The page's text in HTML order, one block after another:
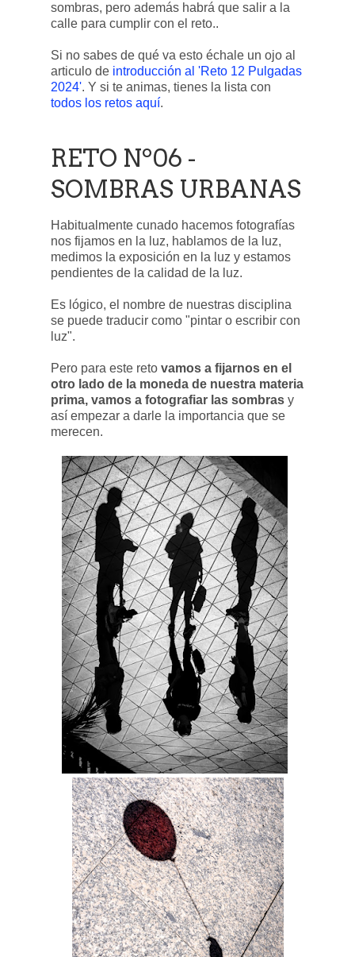
sombras, pero además habrá que salir a la
calle para cumplir con el reto..
Si no sabes de qué va esto échale un ojo al
articulo de introducción al 'Reto 12 Pulgadas
2024'. Y si te animas, tienes la lista con
todos los retos aquí.
RETO Nº06 -
SOMBRAS URBANAS
Habitualmente cunado hacemos fotografías
nos fijamos en la luz, hablamos de la luz,
medimos la exposición en la luz y estamos
pendientes de la calidad de la luz.
Es lógico, el nombre de nuestras disciplina
se puede traducir como "pintar o escribir con
luz".
Pero para este reto vamos a fijarnos en el
otro lado de la moneda de nuestra materia
prima, vamos a fotografiar las sombras y
así empezar a darle la importancia que se
merecen.